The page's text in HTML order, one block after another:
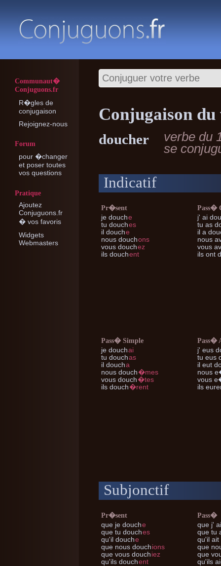
Communaut�
Conjuguons.fr
R�gles de
conjugaison
Rejoignez-nous
Forum
pour �changer
et poser toutes
vos questions
Pratique
Ajoutez
Conjuguons.fr
� vos favoris
Widgets
Webmasters
Conjugaison
doucher
verbe du
se
Indicatif
Pr�sent
je douche
tu douches
il douche
nous douchons
vous douchez
ils douchent
Pass�
j' ai
tu as
il a
nous
vous
ils ont
Pass� Simple
je douchai
tu douchas
il doucha
nous douch�mes
vous douch�tes
ils douch�rent
Pass�
j' eus
tu eus
il eut
nous
vous
ils
Subjonctif
Pr�sent
que je douche
que tu douches
qu'il douche
que nous douchions
que vous douchiez
qu'ils douchent
Pass�
que j'
que tu
qu'il ait
que
que
qu'ils